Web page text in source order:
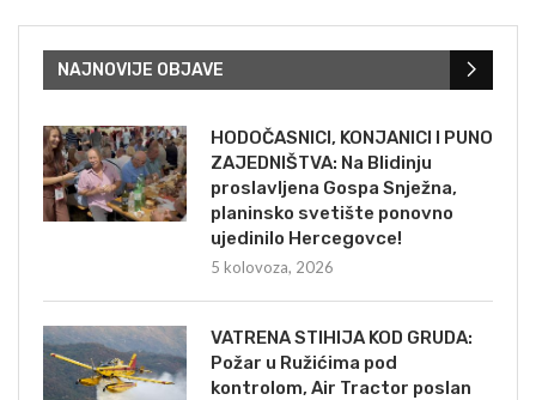
NAJNOVIJE OBJAVE
HODOČASNICI, KONJANICI I PUNO
ZAJEDNIŠTVA: Na Blidinju
proslavljena Gospa Snježna,
planinsko svetište ponovno
ujedinilo Hercegovce!
5 kolovoza, 2026
VATRENA STIHIJA KOD GRUDA:
Požar u Ružićima pod
kontrolom, Air Tractor poslan